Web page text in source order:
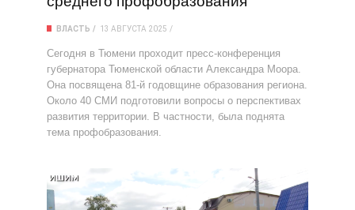
ВЛАСТЬ 13 АВГУСТА 2025
Сегодня в Тюмени проходит пресс-конференция
губернатора Тюменской области Александра Моора.
Она посвящена 81-й годовщине образования региона.
Около 40 СМИ подготовили вопросы о перспективах
развития территории. В частности, была поднята
тема профобразования.